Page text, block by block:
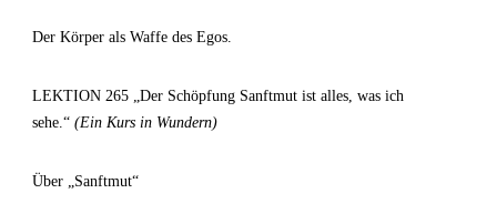
Der Körper als Waffe des Egos.
LEKTION 265 „Der Schöpfung Sanftmut ist alles, was ich
sehe.“ (Ein Kurs in Wundern)
Über „Sanftmut“